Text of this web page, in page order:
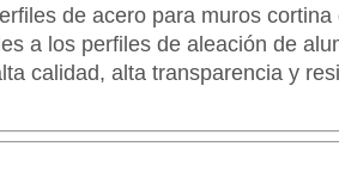
de acero para muros
a los perfiles de aleación de
calidad, alta transparencia y